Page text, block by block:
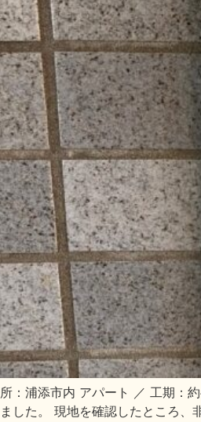
：浦添市内 アパート ／ 工期：
した。 現地を確認したところ、